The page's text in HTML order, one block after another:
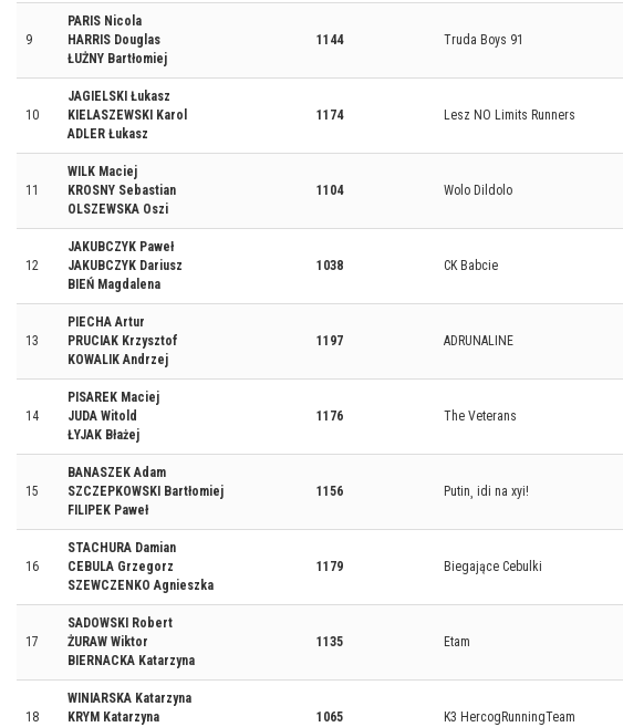
9
PARIS Nicola
HARRIS Douglas
ŁUŻNY Bartłomiej
1144 Truda Boys 91
10
JAGIELSKI Łukasz
KIELASZEWSKI Karol
ADLER Łukasz
1174 Lesz NO Limits Runners
11
WILK Maciej
KROSNY Sebastian
OLSZEWSKA Oszi
1104 Wolo Dildolo
12
JAKUBCZYK Paweł
JAKUBCZYK Dariusz
BIEŃ Magdalena
1038 CK Babcie
13
PIECHA Artur
PRUCIAK Krzysztof
KOWALIK Andrzej
1197 ADRUNALINE
14
PISAREK Maciej
JUDA Witold
ŁYJAK Błażej
1176 The Veterans
15
BANASZEK Adam
SZCZEPKOWSKI Bartłomiej
FILIPEK Paweł
1156 Putin¸ idi na xyi!
16
STACHURA Damian
CEBULA Grzegorz
SZEWCZENKO Agnieszka
1179 Biegające Cebulki
17
SADOWSKI Robert
ŻURAW Wiktor
BIERNACKA Katarzyna
1135 Etam
18
WINIARSKA Katarzyna
KRYM Katarzyna
1065 K3 HercogRunningTeam